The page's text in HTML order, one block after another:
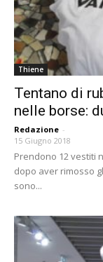
Thiene
Tentano di
nelle borse:
Redazione -
15 Giugno 2018
Prendono 12 vestiti
dopo aver rimosso
sono...